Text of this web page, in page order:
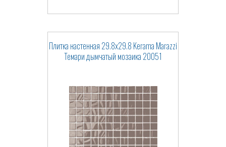
Плитка настенная 29.8x29.8 Kerama Marazzi
Темари дымчатый мозаика 20051